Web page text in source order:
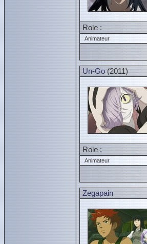
Role :
Animateur
Un-Go (2011)
Role :
Animateur
Zegapain